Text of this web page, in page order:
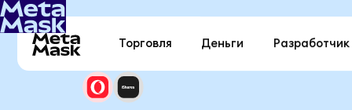
Торговля Деньги Разработчик